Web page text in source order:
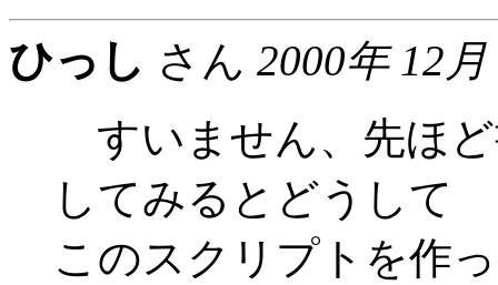
ひっし さん 2000年 12
すいません、先ほ
してみるとどうして
このスクリプトを作